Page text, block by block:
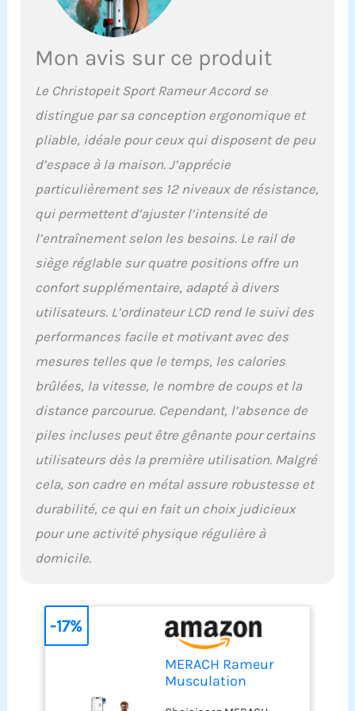
temps réel vos données
progression et les
calories brûlées, et créer
d'entraînement
personnalisés.
plus de 1 000 parcours et
jeux, pour un
entraînement plus
ludique. Stabilité
améliorée du double rail:
Comparé aux systèmes
traditionnels à rail
unique, le double rail
amélioré offre une
durabilité et une stabilité
accrues. Avec une
capacité de charge allant
longueur de rail de 165
cm, il convient aux
personnes mesurant
jusqu'à 1,93 m. Système
magnétique silencieux:
Doté d'un volant d'inertie
de 5,5 kg et d'une
résistance allant jusqu'à
une force magnétique
puissante et un aviron
Brûle-graisses efficace
pour tout le corps: Le
rameur Merach sollicite
90 % des muscles de
Mon avis sur ce produit
Le Christopeit Sport Rameur Accord se
distingue par sa conception ergonomique et
pliable, idéale pour ceux qui disposent de peu
d’espace à la maison. J’apprécie
particulièrement ses 12 niveaux de résistance,
qui permettent d’ajuster l’intensité de
l’entraînement selon les besoins. Le rail de
siège réglable sur quatre positions offre un
confort supplémentaire, adapté à divers
utilisateurs. L’ordinateur LCD rend le suivi des
performances facile et motivant avec des
mesures telles que le temps, les calories
brûlées, la vitesse, le nombre de coups et la
distance parcourue. Cependant, l’absence de
piles incluses peut être gênante pour certains
utilisateurs dès la première utilisation. Malgré
cela, son cadre en métal assure robustesse et
durabilité, ce qui en fait un choix judicieux
pour une activité physique régulière à
domicile.
MERACH Rameur
Musculation
-17%